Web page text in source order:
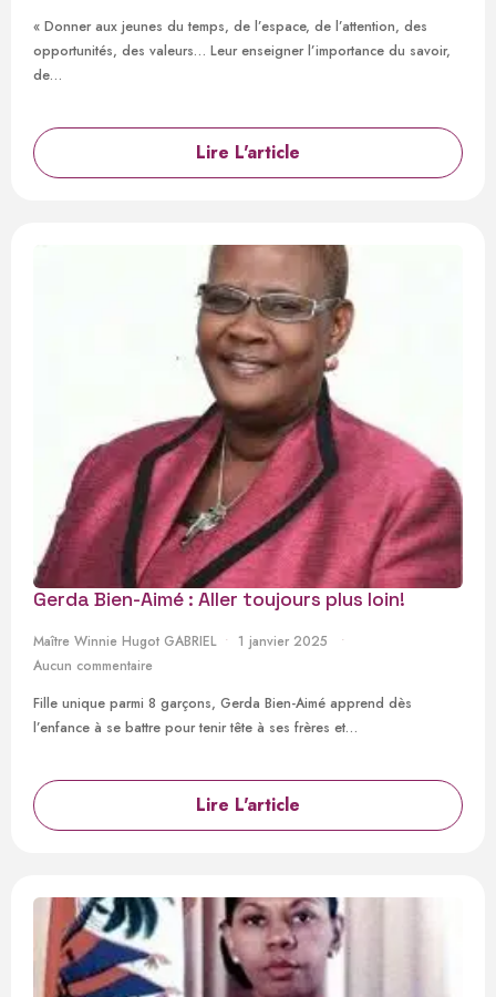
« Donner aux jeunes du temps, de l’espace, de l’attention, des
opportunités, des valeurs… Leur enseigner l’importance du savoir,
de…
Lire L'article
Gerda Bien-Aimé : Aller toujours plus loin!
Maître Winnie Hugot GABRIEL
1 janvier 2025
Aucun commentaire
Fille unique parmi 8 garçons, Gerda Bien-Aimé apprend dès
l’enfance à se battre pour tenir tête à ses frères et…
Lire L'article